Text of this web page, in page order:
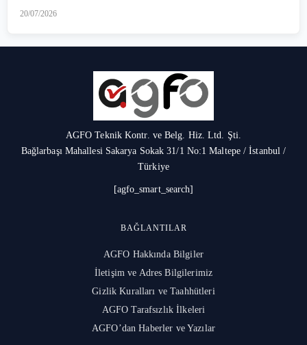
20/07/2026
AGFO Teknik Kontr. ve Belg. Hiz. Ltd. Şti.
Bağlarbaşı Mahallesi Sakarya Sokak 31/1 No:1 Maltepe / İstanbul /
Türkiye
[agfo_smart_search]
BAĞLANTILAR
AGFO Hakkında Bilgiler
İletişim ve Adres Bilgilerimiz
Gizlik Kuralları ve Taahhütleri
AGFO Tarafsızlık İlkeleri
AGFO’dan Haberler ve Yazılar